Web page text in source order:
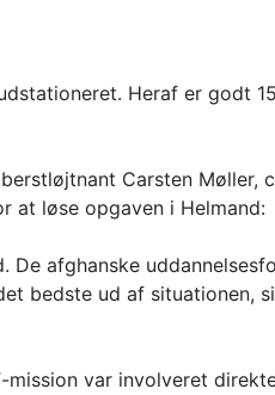
Heraf er godt
Carsten Møller,
at løse opgaven i Helmand:
afghanske
bedste ud af situationen,
var involveret